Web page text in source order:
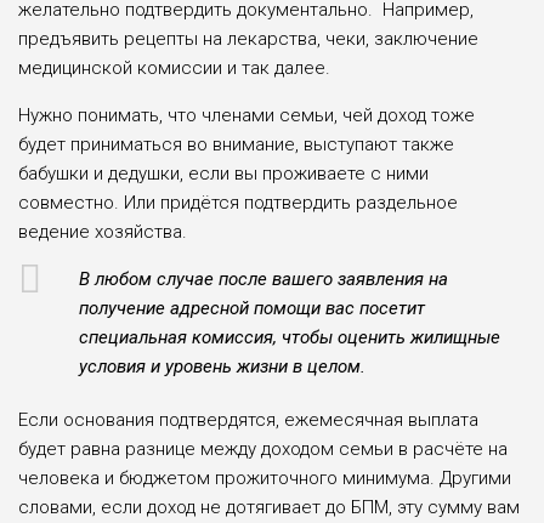
желательно подтвердить документально. Например,
предъявить рецепты на лекарства, чеки, заключение
медицинской комиссии и так далее.
Нужно понимать, что членами семьи, чей доход тоже
будет приниматься во внимание, выступают также
бабушки и дедушки, если вы проживаете с ними
совместно. Или придётся подтвердить раздельное
ведение хозяйства.
В любом случае после вашего заявления на
получение адресной помощи вас посетит
специальная комиссия, чтобы оценить жилищные
условия и уровень жизни в целом.
Если основания подтвердятся, ежемесячная выплата
будет равна разнице между доходом семьи в расчёте на
человека и бюджетом прожиточного минимума. Другими
словами, если доход не дотягивает до БПМ, эту сумму вам